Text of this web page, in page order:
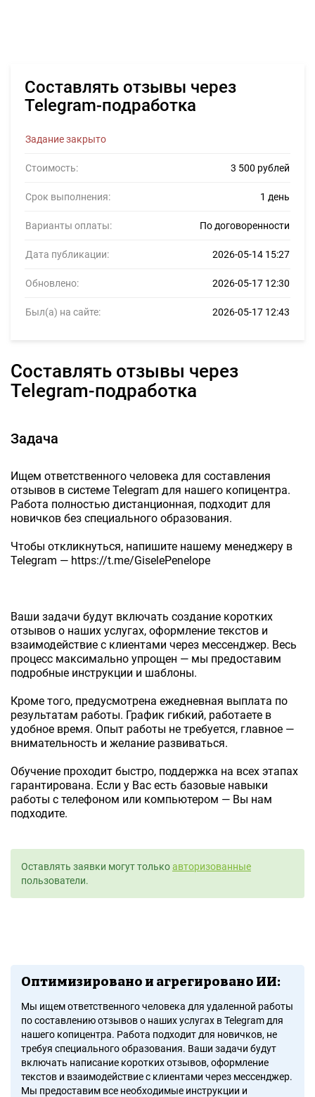
Составлять отзывы через
Telegram-подработка
Задание закрыто
Стоимость: 3 500 рублей
Срок выполнения: 1 день
Варианты оплаты: По договоренности
Дата публикации: 2026-05-14 15:27
Обновлено: 2026-05-17 12:30
Был(а) на сайте: 2026-05-17 12:43
Составлять отзывы через
Telegram-подработка
Задача
Ищем ответственного человека для составления
отзывов в системе Telegram для нашего копицентра.
Работа полностью дистанционная, подходит для
новичков без специального образования.
Чтобы откликнуться, напишите нашему менеджеру в
Telegram — https://t.me/GiselePenelope
Ваши задачи будут включать создание коротких
отзывов о наших услугах, оформление текстов и
взаимодействие с клиентами через мессенджер. Весь
процесс максимально упрощен — мы предоставим
подробные инструкции и шаблоны.
Кроме того, предусмотрена ежедневная выплата по
результатам работы. График гибкий, работаете в
удобное время. Опыт работы не требуется, главное —
внимательность и желание развиваться.
Обучение проходит быстро, поддержка на всех этапах
гарантирована. Если у Вас есть базовые навыки
работы с телефоном или компьютером — Вы нам
подходите.
Оставлять заявки могут толькоавторизованные
пользователи.
Оптимизировано и агрегировано ИИ:
Мы ищем ответственного человека для удаленной работы
по составлению отзывов о наших услугах в Telegram для
нашего копицентра. Работа подходит для новичков, не
требуя специального образования. Ваши задачи будут
включать написание коротких отзывов, оформление
текстов и взаимодействие с клиентами через мессенджер.
Мы предоставим все необходимые инструкции и